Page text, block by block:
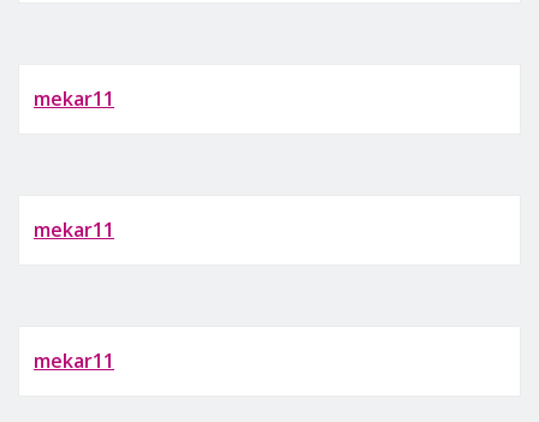
mekar11
mekar11
mekar11